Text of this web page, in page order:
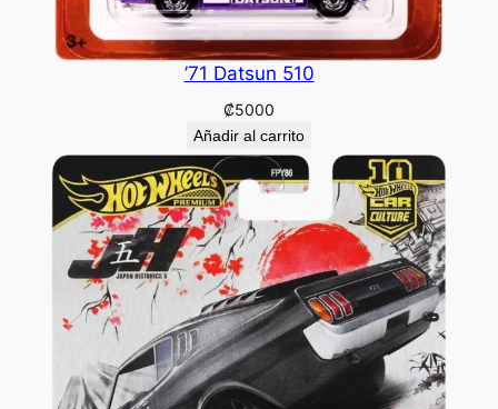
’71 Datsun 510
₡5000
Añadir al carrito